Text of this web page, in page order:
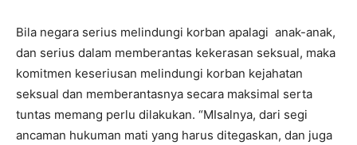
Bila negara serius melindungi korban apalagi anak-anak,
dan serius dalam memberantas kekerasan seksual, maka
komitmen keseriusan melindungi korban kejahatan
seksual dan memberantasnya secara maksimal serta
tuntas memang perlu dilakukan. “MIsalnya, dari segi
ancaman hukuman mati yang harus ditegaskan, dan juga